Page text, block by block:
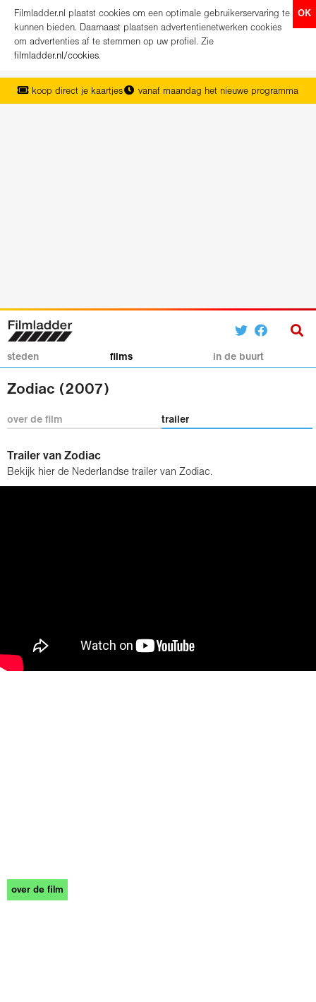
OK
Filmladder.nl plaatst cookies om een optimale gebruikerservaring te
kunnen bieden. Daarnaast plaatsen advertentienetwerken cookies
om advertenties af te stemmen op uw profiel. Zie
filmladder.nl/cookies.
koop direct je kaartjes
vanaf maandag het nieuwe programma
het complete overzicht van Nederland
steden films in de buurt
Zodiac (2007)
over de film trailer
Trailer van Zodiac
Bekijk hier de Nederlandse trailer van Zodiac.
over de film